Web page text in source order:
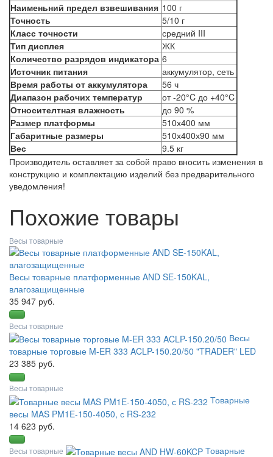
Наименьний предел взвешивания 100 г
Точность
5/10 г
Класс точности
средний III
Тип дисплея
ЖК
Количество разрядов индикатора 6
Источник питания
аккумулятор, сеть
Время работы от аккумулятора
56 ч
Диапазон рабочих температур
от -20°C до +40°C
Относителтная влажность
до 90 %
Размер платформы
510х400 мм
Габаритные размеры
510х400х90 мм
Вес
9.5 кг
Производитель оставляет за собой право вносить изменения в
конструкцию и комплектацию изделий без предварительного
уведомления!
Похожие товары
Весы товарные
Весы товарные платформенные AND SE-150KAL,
влагозащищенные
35 947 руб.
Весы товарные
Весы
товарные торговые M-ER 333 ACLP-150.20/50 "TRADER" LED
23 385 руб.
Весы товарные
Товарные
весы MAS PM1E-150-4050, с RS-232
14 623 руб.
Весы товарные
Товарные